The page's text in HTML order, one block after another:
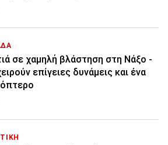
σε χαμηλή βλάστηση στη Νάξο -
επίγειες δυνάμεις και ένα